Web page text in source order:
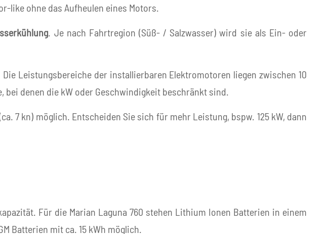
like ohne das Aufheulen eines Motors.
. Je nach Fahrtregion (Süß- / Salzwasser) wird sie als Ein- oder
Leistungsbereiche der installierbaren Elektromotoren liegen zwischen 10
bei denen die kW oder Geschwindigkeit beschränkt sind.
7 kn) möglich. Entscheiden Sie sich für mehr Leistung, bspw. 125 kW, dann
Für die Marian Laguna 760 stehen Lithium Ionen Batterien in einem
Batterien mit ca. 15 kWh möglich.